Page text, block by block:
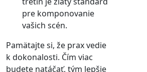
pre komponovanie
vašich scén.
Pamätajte si, že prax vedie
k dokonalosti. Čím viac
budete natáčať, tým lepšie